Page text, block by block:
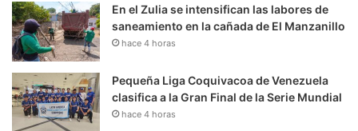
En el Zulia se intensifican las labores de
saneamiento en la cañada de El Manzanillo
hace 4 horas
Pequeña Liga Coquivacoa de Venezuela
clasifica a la Gran Final de la Serie Mundial
hace 4 horas